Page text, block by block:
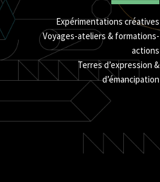
Expérimentations créatives
Voyages-ateliers & formations-
actions
Terres d’expression &
d’émancipation